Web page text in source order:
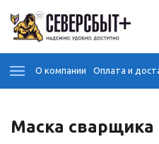
О компании Оплата и
Маска